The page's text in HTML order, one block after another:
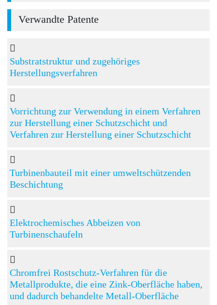
Verwandte Patente
Substratstruktur und zugehöriges
Herstellungsverfahren
Vorrichtung zur Verwendung in einem Verfahren
zur Herstellung einer Schutzschicht und
Verfahren zur Herstellung einer Schutzschicht
Turbinenbauteil mit einer umweltschützenden
Beschichtung
Elektrochemisches Abbeizen von
Turbinenschaufeln
Chromfrei Rostschutz-Verfahren für die
Metallprodukte, die eine Zink-Oberfläche haben,
und dadurch behandelte Metall-Oberfläche